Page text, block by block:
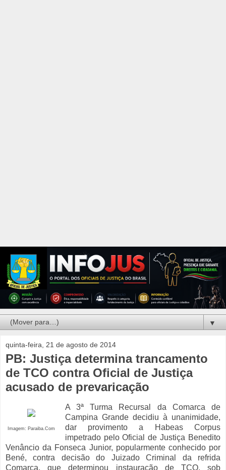
▼
quinta-feira, 21 de agosto de 2014
PB: Justiça determina trancamento
de TCO contra Oficial de Justiça
acusado de prevaricação
Imagem: Paraiba.Com
A 3ª Turma Recursal da Comarca de
Campina Grande decidiu à unanimidade,
dar provimento a Habeas Corpus
impetrado pelo Oficial de Justiça Benedito
Venâncio da Fonseca Junior, popularmente conhecido por
Bené, contra decisão do Juizado Criminal da refrida
Comarca, que determinou instauração de TCO, sob